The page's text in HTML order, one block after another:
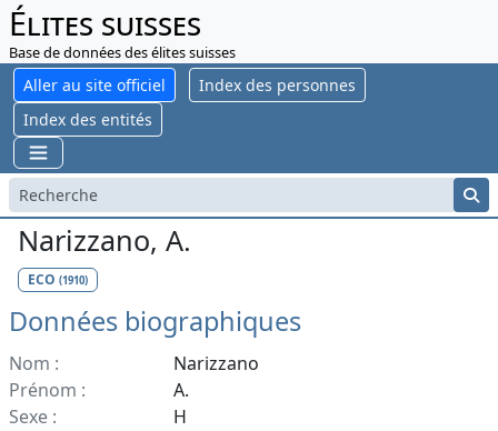
Élites suisses
Base de données des élites suisses
Aller au site officiel
Index des personnes
Index des entités
Narizzano, A.
ECO (1910)
Données biographiques
Nom :
Narizzano
Prénom :
A.
Sexe :
H